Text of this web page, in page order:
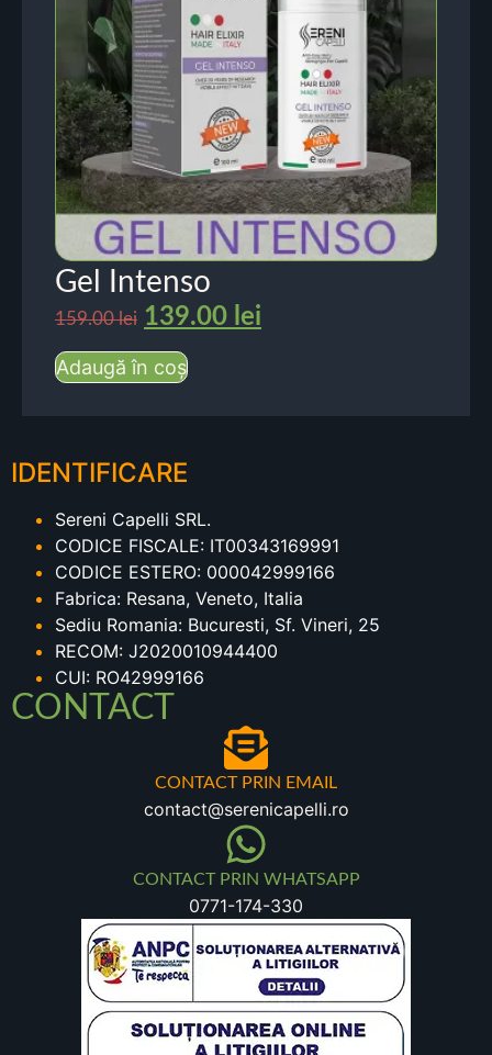
Gel Intenso
159.00lei 139.00 lei
Adaugă în coș
IDENTIFICARE
Sereni Capelli SRL.
CODICE FISCALE: IT00343169991
CODICE ESTERO: 000042999166
Fabrica: Resana, Veneto, Italia
Sediu Romania: Bucuresti, Sf. Vineri, 25
RECOM: J2020010944400
CUI: RO42999166
CONTACT
CONTACT PRIN EMAIL
contact@serenicapelli.ro
CONTACT PRIN WHATSAPP
0771-174-330